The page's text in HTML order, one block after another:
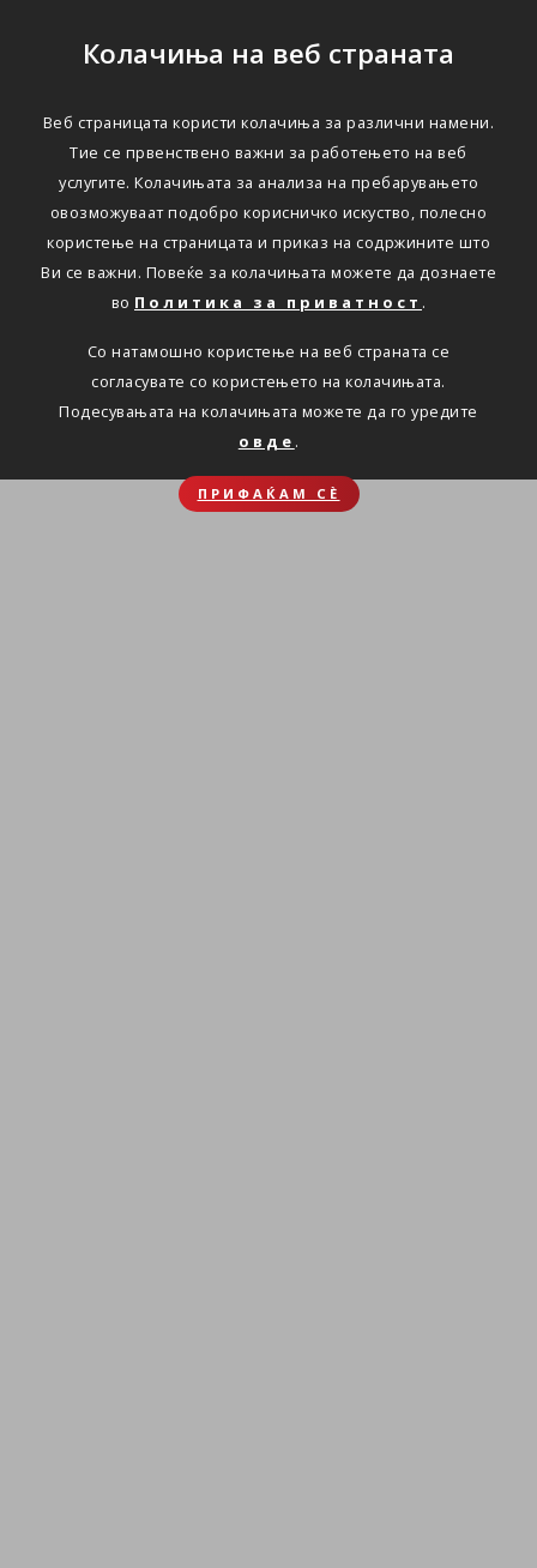
Колачиња на веб страната
Веб страницата користи колачиња за различни намени.
Тие се првенствено важни за работењето на веб
услугите. Колачињата за анализа на пребарувањето
овозможуваат подобро корисничко искуство, полесно
користење на страницата и приказ на содржините што
Ви се важни. Повеќе за колачињата можете да дознаете
во Политика за приватност .
Со натамошно користење на веб страната се
согласувате со користењето на колачињата.
Подесувањата на колачињата можете да го уредите
овде .
ПРИФАЌАМ СЀ